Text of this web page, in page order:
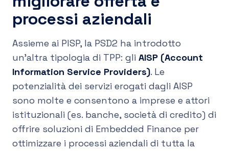
processi aziendali
Assieme ai PISP, la PSD2 ha introdotto
un’altra tipologia di TPP: gli AISP (Account
Information Service Providers). Le
potenzialità dei servizi erogati dagli AISP
sono molte e consentono a imprese e attori
istituzionali (es. banche, società di credito) di
offrire soluzioni di Embedded Finance per
ottimizzare i processi aziendali di tutta la